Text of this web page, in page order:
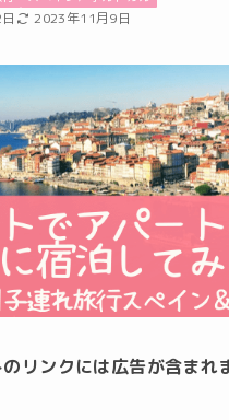
2023年11月9日
リンクには広告が含まれ